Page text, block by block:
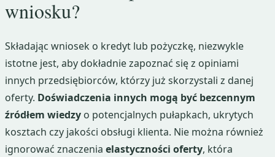
wniosku?
Składając wniosek o kredyt lub pożyczkę, niezwykle
istotne jest, aby dokładnie zapoznać się z opiniami
innych przedsiębiorców, którzy już skorzystali z danej
oferty. Doświadczenia innych mogą być bezcennym
źródłem wiedzy o potencjalnych pułapkach, ukrytych
kosztach czy jakości obsługi klienta. Nie można również
ignorować znaczenia elastyczności oferty, która